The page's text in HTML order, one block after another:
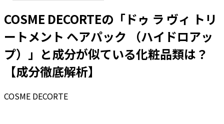
COSME DECORTEの「ドゥ ラ ヴィ トリ
ートメント ヘアパック （ハイドロアッ
プ）
」と成分が似ている化粧品類は？
【成分徹底解析】
COSME DECORTE